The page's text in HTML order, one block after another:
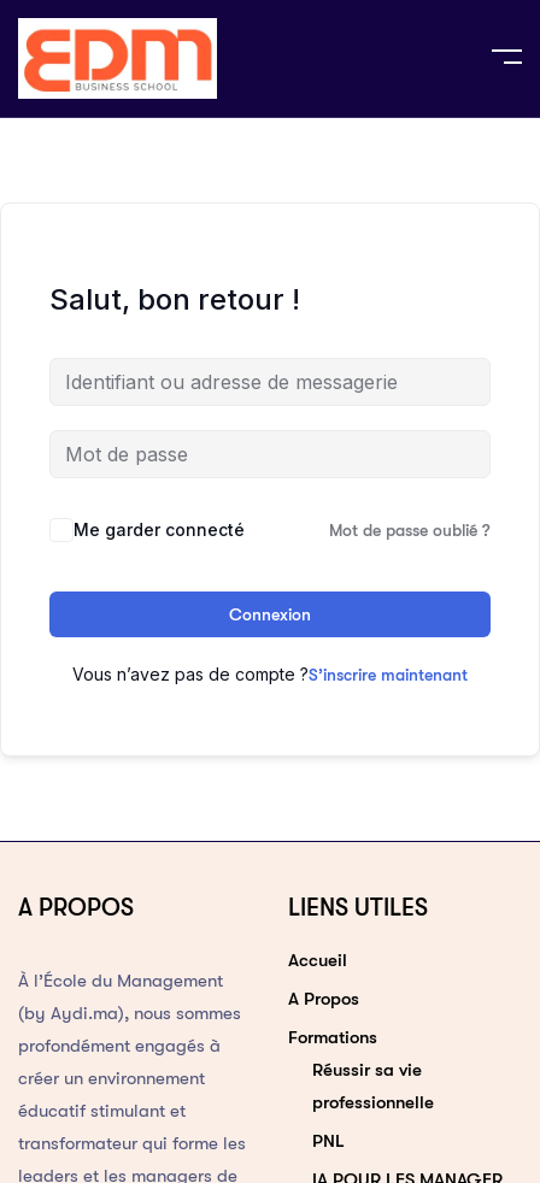
Salut, bon retour !
Me garder connecté Mot de passe oublié ?
Connexion
Vous n’avez pas de compte ?S’inscrire maintenant
A PROPOS
À l’École du Management
(by Aydi.ma), nous sommes
profondément engagés à
créer un environnement
éducatif stimulant et
transformateur qui forme les
leaders et les managers de
LIENS UTILES
Accueil
A Propos
Formations
Réussir sa vie
professionnelle
PNL